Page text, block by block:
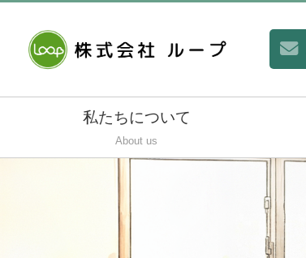
私たちについて
About us